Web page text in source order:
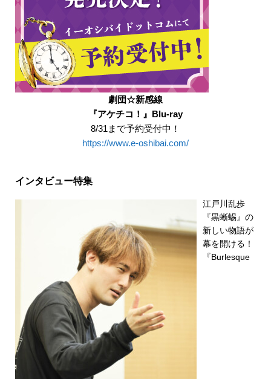
劇団☆新感線
『アケチコ！』Blu-ray
8/31まで予約受付中！
https://www.e-oshibai.com/
インタビュー特集
江戸川乱歩
『黒蜥蜴』の
新しい物語が
幕を開ける！
『Burlesque